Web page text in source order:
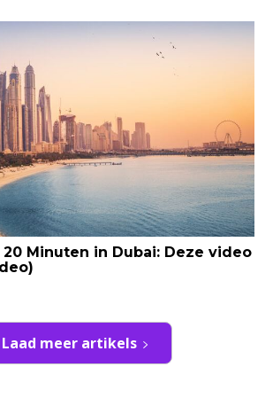
20 Minuten in Dubai: Deze video
Laad meer artikels